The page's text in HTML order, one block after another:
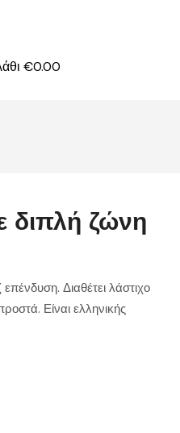
€0.00
διπλή ζώνη
Διαθέτει λάστιχο
Είναι ελληνικής